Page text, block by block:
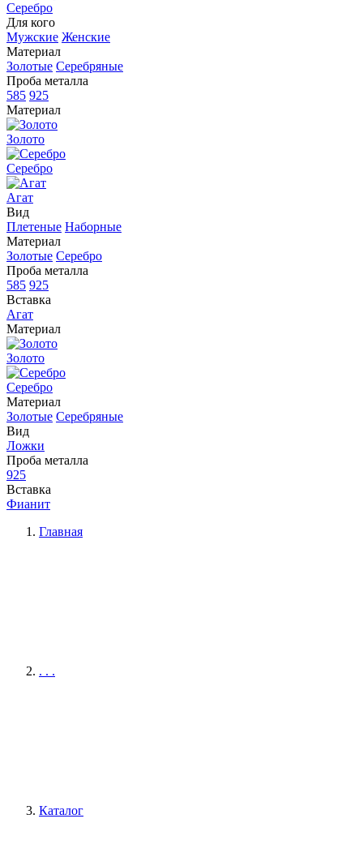
Серебро
Для кого
Мужские Женские
Материал
Золотые Серебряные
Проба металла
585 925
Материал
Золото
Серебро
Агат
Вид
Плетеные Наборные
Материал
Золотые Серебро
Проба металла
585 925
Вставка
Агат
Материал
Золото
Серебро
Материал
Золотые Серебряные
Вид
Ложки
Проба металла
925
Вставка
Фианит
Главная
. . .
Каталог